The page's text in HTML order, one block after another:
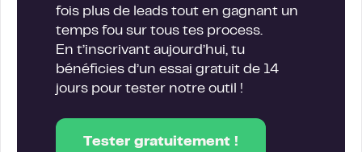
fois plus de leads tout en gagnant un
temps fou sur tous tes process.
En t’inscrivant aujourd’hui, tu
bénéficies d’un essai gratuit de 14
jours pour tester notre outil !
Tester gratuitement !